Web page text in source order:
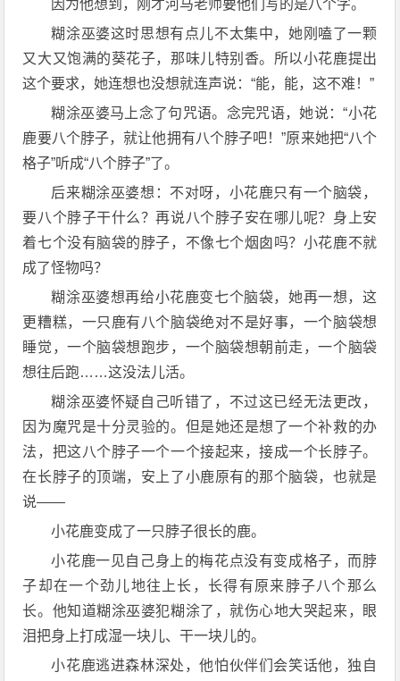
因为他想到，刚才河马老师要他们写的是八个字。
糊涂巫婆这时思想有点儿不太集中，她刚嗑了一颗
又大又饱满的葵花子，那味儿特别香。所以小花鹿提出
这个要求，她连想也没想就连声说：“能，能，这不难！”
糊涂巫婆马上念了句咒语。念完咒语，她说：“小花
鹿要八个脖子，就让他拥有八个脖子吧！”原来她把“八个
格子”听成“八个脖子”了。
后来糊涂巫婆想：不对呀，小花鹿只有一个脑袋，
要八个脖子干什么？再说八个脖子安在哪儿呢？身上安
着七个没有脑袋的脖子，不像七个烟囱吗？小花鹿不就
成了怪物吗？
糊涂巫婆想再给小花鹿变七个脑袋，她再一想，这
更糟糕，一只鹿有八个脑袋绝对不是好事，一个脑袋想
睡觉，一个脑袋想跑步，一个脑袋想朝前走，一个脑袋
想往后跑……这没法儿活。
糊涂巫婆怀疑自己听错了，不过这已经无法更改，
因为魔咒是十分灵验的。但是她还是想了一个补救的办
法，把这八个脖子一个一个接起来，接成一个长脖子。
在长脖子的顶端，安上了小鹿原有的那个脑袋，也就是
说——
小花鹿变成了一只脖子很长的鹿。
小花鹿一见自己身上的梅花点没有变成格子，而脖
子却在一个劲儿地往上长，长得有原来脖子八个那么
长。他知道糊涂巫婆犯糊涂了，就伤心地大哭起来，眼
泪把身上打成湿一块儿、干一块儿的。
小花鹿逃进森林深处，他怕伙伴们会笑话他，独自